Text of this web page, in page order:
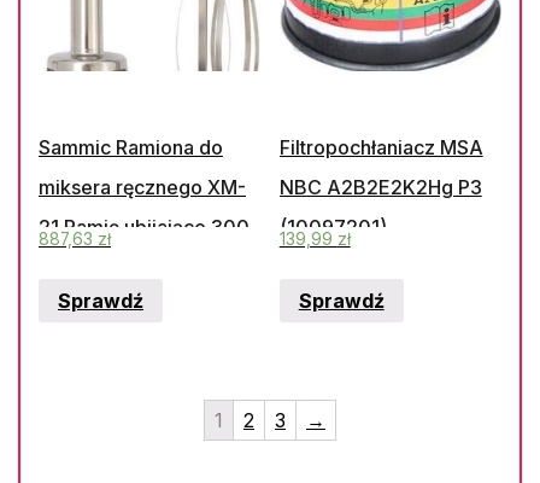
Sammic Ramiona do
miksera ręcznego XM-
21 Ramię ubijające 300
887,63 zł
Sprawdź
Filtropochłaniacz MSA
NBC A2B2E2K2Hg P3
(10097201)
139,99 zł
Sprawdź
1 2 3 →